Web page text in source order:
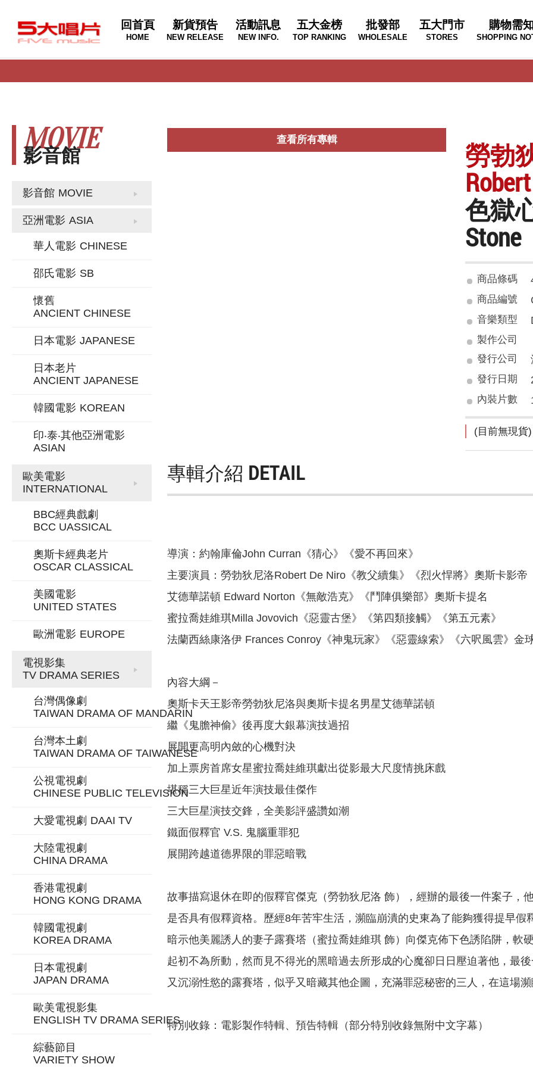
回首頁
HOME
新貨預告
NEW RELEASE
活動訊息
NEW INFO.
五大金榜
TOP RANKING
批發部
WHOLESALE
五大門市
STORES
購物需
SHOPPING
影音館
MOVIE
影音館 MOVIE
亞洲電影 ASIA
華人電影 CHINESE
邵氏電影 SB
懷舊
ANCIENT CHINESE
日本電影 JAPANESE
日本老片
ANCIENT JAPANESE
韓國電影 KOREAN
印‧泰‧其他亞洲電影
ASIAN
歐美電影
INTERNATIONAL
BBC經典戲劇
BCC UASSICAL
奧斯卡經典老片
OSCAR CLASSICAL
美國電影
UNITED STATES
歐洲電影 EUROPE
電視影集
TV DRAMA SERIES
台灣偶像劇
TAIWAN DRAMA OF MANDARIN
台灣本土劇
TAIWAN DRAMA OF TAIWANESE
公視電視劇
CHINESE PUBLIC TELEVISION
大愛電視劇 DAAI TV
大陸電視劇
CHINA DRAMA
香港電視劇
HONG KONG DRAMA
韓國電視劇
KOREA DRAMA
日本電視劇
JAPAN DRAMA
歐美電視影集
ENGLISH TV DRAMA SERIES
綜藝節目
VARIETY SHOW
查看所有專輯
勞勃
色獄
Stone
商品條碼
商品編號
音樂類型
製作公司
發行公司
發行日期
內裝片數
(目前無現貨)
專輯介紹 DETAIL
導演：約翰庫倫John Curran《猜心》《愛不再回來》
主要演員：勞勃狄尼洛Robert De Niro《教父續集》《烈火悍將》奧斯卡影帝
艾德華諾頓 Edward Norton《無敵浩克》《鬥陣俱樂部》奧斯卡提名
蜜拉喬娃維琪Milla Jovovich《惡靈古堡》《第四類接觸》《第五元素》
法蘭西絲康洛伊 Frances Conroy《神鬼玩家》《惡靈線索》《六呎風雲》金
內容大綱－
奧斯卡天王影帝勞勃狄尼洛與奧斯卡提名男星艾德華諾頓
繼《鬼膽神偷》後再度大銀幕演技過招
展開更高明內斂的心機對決
加上票房首席女星蜜拉喬娃維琪獻出從影最大尺度情挑床戲
堪稱三大巨星近年演技最佳傑作
三大巨星演技交鋒，全美影評盛讚如潮
鐵面假釋官 V.S. 鬼腦重罪犯
展開跨越道德界限的罪惡暗戰
故事描寫退休在即的假釋官傑克（勞勃狄尼洛 飾），經辦的最後一件案子，
是否具有假釋資格。歷經8年苦牢生活，瀕臨崩潰的史東為了能夠獲得提早
暗示他美麗誘人的妻子露賽塔（蜜拉喬娃維琪 飾）向傑克佈下色誘陷阱，軟
起初不為所動，然而見不得光的黑暗過去所形成的心魔卻日日壓迫著他，最
又沉溺性慾的露賽塔，似乎又暗藏其他企圖，充滿罪惡秘密的三人，在這場
特別收錄：電影製作特輯、預告特輯（部分特別收錄無附中文字幕）